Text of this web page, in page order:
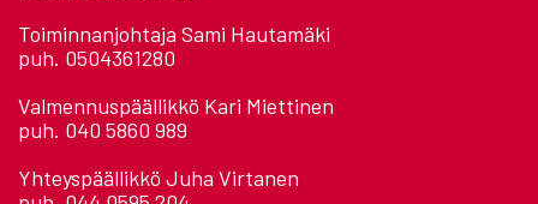
Toiminnanjohtaja Sami Hautamäki
puh. 0504361280
Valmennuspäällikkö Kari Miettinen
puh. 040 5860 989
Yhteyspäällikkö Juha Virtanen